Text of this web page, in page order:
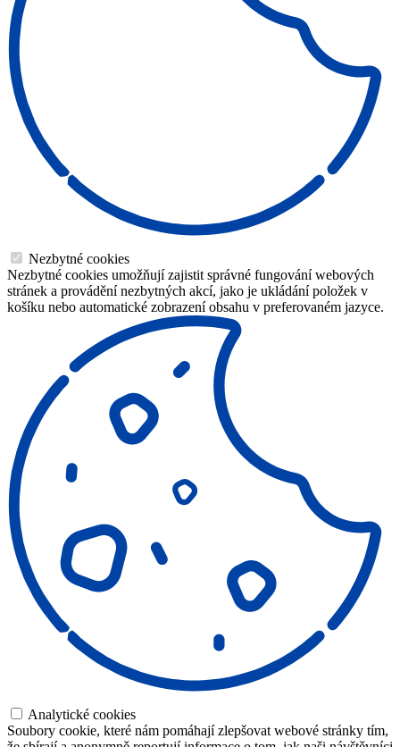
Nezbytné cookies
Nezbytné cookies umožňují zajistit správné fungování webových
stránek a provádění nezbytných akcí, jako je ukládání položek v
košíku nebo automatické zobrazení obsahu v preferovaném jazyce.
Analytické cookies
Soubory cookie, které nám pomáhají zlepšovat webové stránky tím,